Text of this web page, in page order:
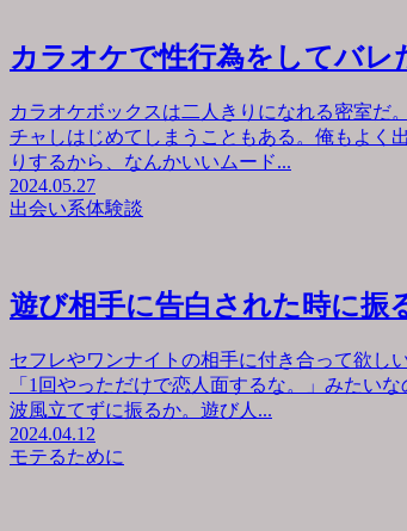
カラオケで性行為をしてバレ
カラオケボックスは二人きりになれる密室だ
チャしはじめてしまうこともある。俺もよく
りするから、なんかいいムード...
2024.05.27
出会い系体験談
遊び相手に告白された時に振
セフレやワンナイトの相手に付き合って欲し
「1回やっただけで恋人面するな。」みたい
波風立てずに振るか。遊び人...
2024.04.12
モテるために